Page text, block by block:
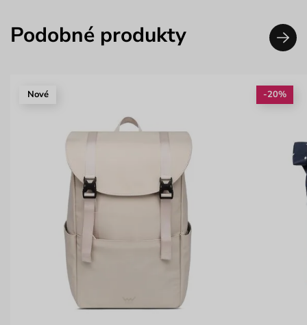
Podobné produkty
Nové -20%